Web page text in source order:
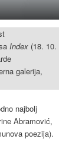
Index (18. 10.
galerija,
najbolj
Abramović,
poezija).